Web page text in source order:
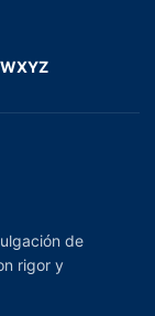
WXYZ
de
rigor y